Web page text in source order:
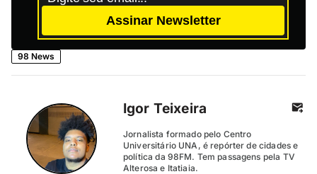
Assinar Newsletter
98 News
Igor Teixeira
Jornalista formado pelo Centro
Universitário UNA, é repórter de cidades e
política da 98FM. Tem passagens pela TV
Alterosa e Itatiaia.